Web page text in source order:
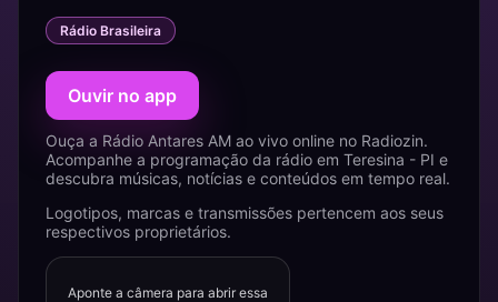
Rádio Brasileira
Ouvir no app
Ouça a Rádio Antares AM ao vivo online no Radiozin.
Acompanhe a programação da rádio em Teresina - PI e
descubra músicas, notícias e conteúdos em tempo real.
Logotipos, marcas e transmissões pertencem aos seus
respectivos proprietários.
Aponte a câmera para abrir essa